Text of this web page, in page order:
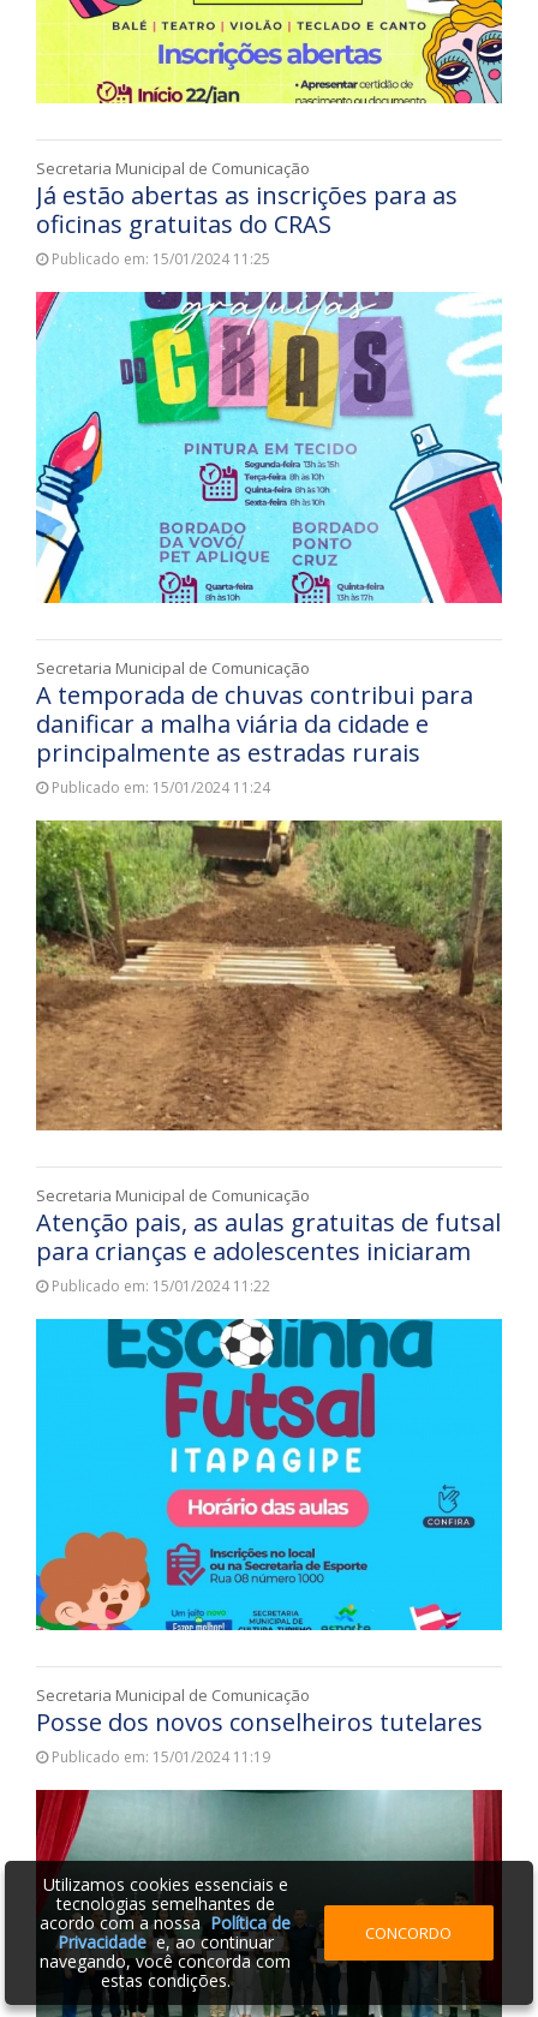
Secretaria Municipal de Comunicação
Já estão abertas as inscrições para as
oficinas gratuitas do CRAS
Publicado em: 15/01/2024 11:25
Secretaria Municipal de Comunicação
A temporada de chuvas contribui para
danificar a malha viária da cidade e
principalmente as estradas rurais
Publicado em: 15/01/2024 11:24
Secretaria Municipal de Comunicação
Atenção pais, as aulas gratuitas de futsal
para crianças e adolescentes iniciaram
Publicado em: 15/01/2024 11:22
Secretaria Municipal de Comunicação
Posse dos novos conselheiros tutelares
Publicado em: 15/01/2024 11:19
Utilizamos cookies essenciais e
tecnologias semelhantes de
acordo com a nossa Política de
Privacidadee, ao continuar
navegando, você concorda com
estas condições.
CONCORDO